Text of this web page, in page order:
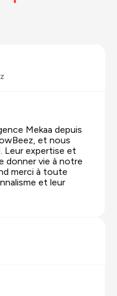
Mekaa depuis
et nous
Leur expertise et
donner vie à notre
merci à toute
et leur